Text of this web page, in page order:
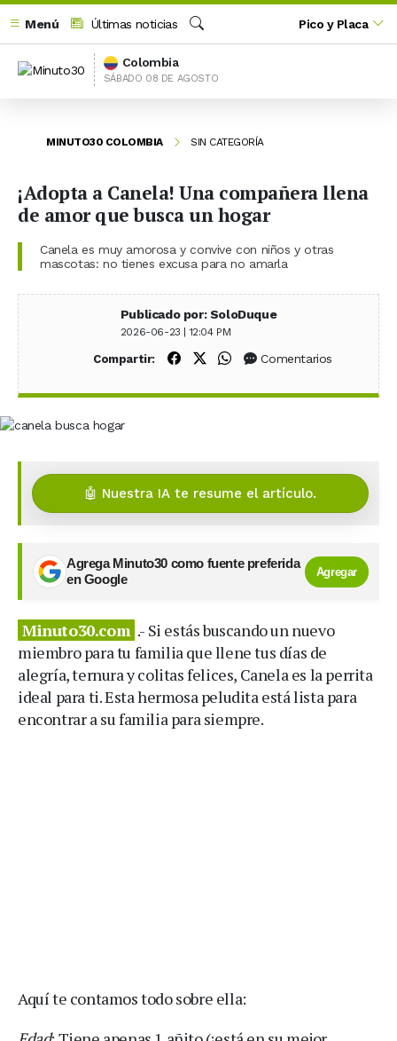
Menú
Últimas noticias
Buscar
Pico y Placa
Colombia
SÁBADO 08 DE AGOSTO
MINUTO30 COLOMBIA SIN CATEGORÍA
¡Adopta a Canela! Una compañera llena
de amor que busca un hogar
Canela es muy amorosa y convive con niños y otras
mascotas: no tienes excusa para no amarla
Publicado por: SoloDuque
2026-06-23 | 12:04 PM
Compartir: Compartir en Facebook
Compartir en X (Twitter)
Compartir en WhatsApp
Comentarios
🤖 Nuestra IA te resume el artículo.
Agrega Minuto30 como fuente preferida
en Google
Agregar
Minuto30.com .- Si estás buscando un nuevo
miembro para tu familia que llene tus días de
alegría, ternura y colitas felices, Canela es la perrita
ideal para ti. Esta hermosa peludita está lista para
encontrar a su familia para siempre.
Aquí te contamos todo sobre ella: